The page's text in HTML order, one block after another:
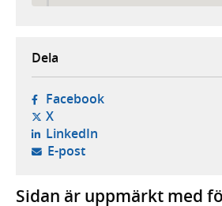
Dela
Facebook- öppnas i ny flik,
X- öppnas i ny flik, extern
LinkedIn- öppnas i ny flik,
E-post- öppnar din e-
Sidan är uppmärkt med